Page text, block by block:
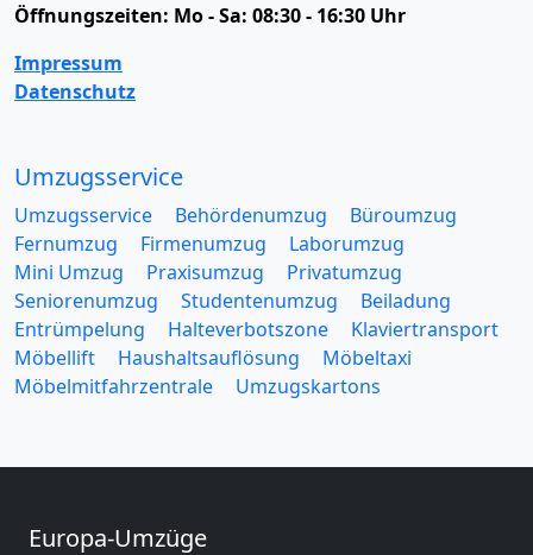
Öffnungszeiten: Mo - Sa: 08:30 - 16:30 Uhr
Impressum
Datenschutz
Umzugsservice
Umzugsservice Behördenumzug
Büroumzug
Fernumzug
Firmenumzug
Laborumzug
Mini Umzug
Praxisumzug
Privatumzug
Seniorenumzug
Studentenumzug
Beiladung
Entrümpelung
Halteverbotszone
Klaviertransport
Möbellift
Haushaltsauflösung
Möbeltaxi
Möbelmitfahrzentrale
Umzugskartons
Europa-Umzüge